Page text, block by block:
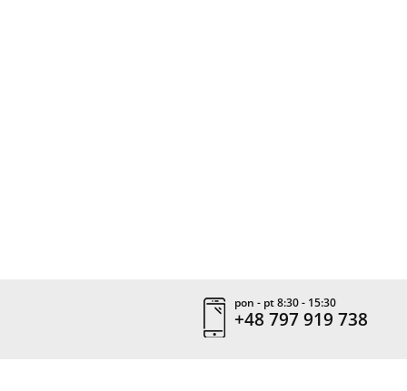
pon - pt 8:30 - 15:30
+48 797 919 738